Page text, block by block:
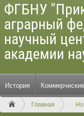
ФГБНУ
аграрный
научный
академии
История
Главная